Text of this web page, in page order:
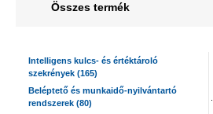
Összes termék
Intelligens kulcs- és értéktároló
szekrények (165)
Beléptető és munkaidő-nyilvántartó
rendszerek (80)